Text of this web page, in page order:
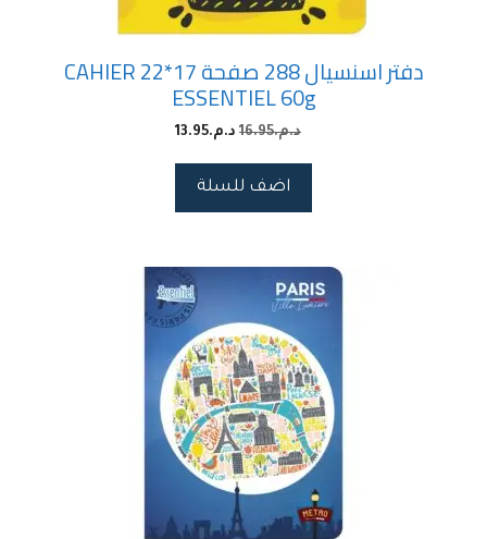
دفتر اسنسيال 288 صفحة 17*22 CAHIER
ESSENTIEL 60g
د.م.16.95 د.م.13.95
اضف للسلة